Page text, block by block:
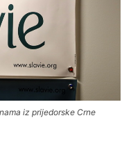
iz prijedorske Crne